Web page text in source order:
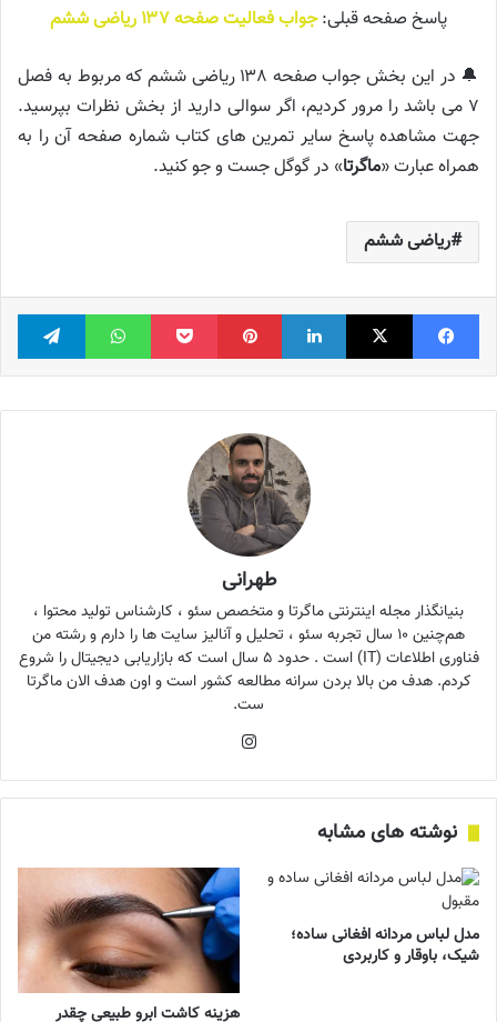
پاسخ صفحه قبلی:جواب فعالیت صفحه ۱۳۷ ریاضی ششم
🔔 در این بخش جواب صفحه ۱۳۸ ریاضی ششم که مربوط به فصل
۷ می باشد را مرور کردیم، اگر سوالی دارید از بخش نظرات بپرسید.
جهت مشاهده پاسخ سایر تمرین های کتاب شماره صفحه آن را به
همراه عبارت «ماگرتا» در گوگل جست و جو کنید.
ریاضی ششم
فیس بوک X لینکدین ‫پین‌ترست پاکت واتس آپ
طهرانی
بنیانگذار مجله اینترنتی ماگرتا و متخصص سئو ، کارشناس تولید محتوا ،
هم‌چنین ۱۰ سال تجربه سئو ، تحلیل و آنالیز سایت ها را دارم و رشته من
فناوری اطلاعات (IT) است . حدود ۵ سال است که بازاریابی دیجیتال را شروع
کردم. هدف من بالا بردن سرانه مطالعه کشور است و اون هدف الان ماگرتا
ست.
نوشته های مشابه
مدل لباس مردانه افغانی ساده؛
شیک، باوقار و کاربردی
هزینه کاشت ابرو طبیعی چقدر